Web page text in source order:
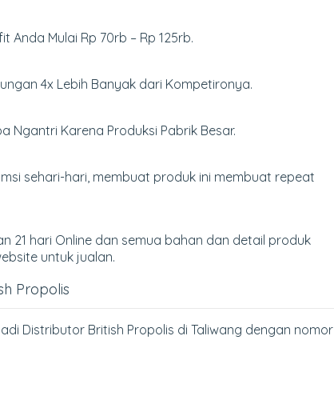
Anda Mulai Rp 70rb – Rp 125rb.
4x Lebih Banyak dari Kompetironya.
Ngantri Karena Produksi Pabrik Besar.
sehari-hari, membuat produk ini membuat repeat
21 hari Online dan semua bahan dan detail produk
untuk jualan.
Propolis
Distributor British Propolis di Taliwang dengan nomor